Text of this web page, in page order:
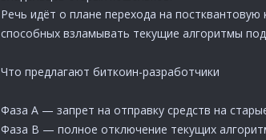
Речь идёт о плане перехода на
способных взламывать текущие алгоритмы
Что предлагают биткоин-разработчики
Фаза А — запрет на отправку средств на
Фаза B — полное отключение текущих